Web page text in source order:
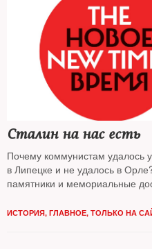
Сталин на нас есть
Почему коммунистам удалось
в Липецке и не удалось в
памятники и мемориальные
разбирался The New Times
ИСТОРИЯ, ГЛАВНОЕ, ТОЛЬКО НА